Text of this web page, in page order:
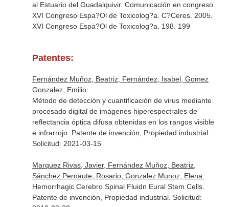
al Estuario del Guadalquivir. Comunicación en congreso.
XVI Congreso Espa?Ol de Toxicolog?a. C?Ceres. 2005.
XVI Congreso Espa?Ol de Toxicolog?a. 198. 199
Patentes:
Fernández Muñoz, Beatriz, Fernández, Isabel, Gomez
Gonzalez, Emilio:
Método de detección y cuantificación de virus mediante
procesado digital de imágenes hiperespectrales de
reflectancia óptica difusa obtenidas en los rangos visible
e infrarrojo. Patente de invención, Propiedad industrial.
Solicitud: 2021-03-15
Marquez Rivas, Javier, Fernández Muñoz, Beatriz,
Sánchez Pernaute, Rosario, Gonzalez Munoz, Elena:
Hemorrhagic Cerebro Spinal Fluidn Eural Stem Cells.
Patente de invención, Propiedad industrial. Solicitud: